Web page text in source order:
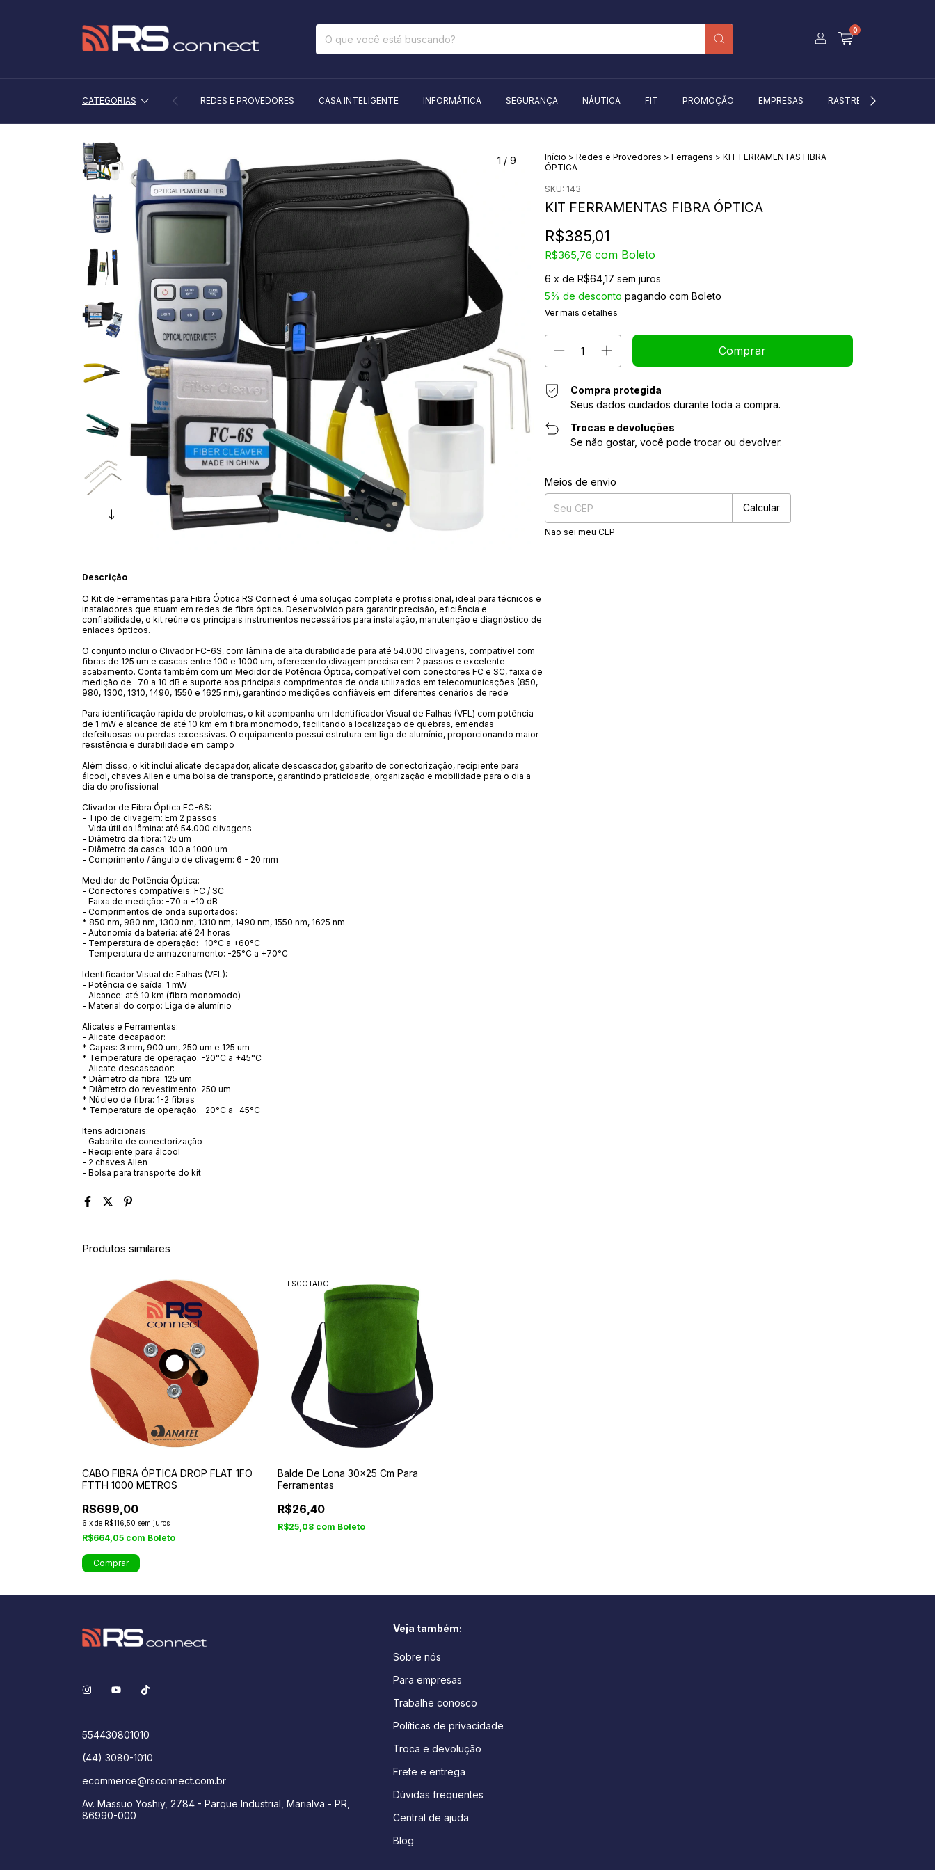
0
CATEGORIAS REDES E PROVEDORES CASA INTELIGENTE INFORMÁTICA SEGURANÇA NÁUTICA FIT PROMOÇÃO EMPRESAS RASTREIO
1 / 9 Início > Redes e Provedores > Ferragens > KIT FERRAMENTAS FIBRA
ÓPTICA
SKU: 143
KIT FERRAMENTAS FIBRA ÓPTICA
R$385,01
R$365,76 com Boleto
6 x de R$64,17 sem juros
5% de desconto pagando com Boleto
Ver mais detalhes
Compra protegida
Seus dados cuidados durante toda a compra.
Trocas e devoluções
Se não gostar, você pode trocar ou devolver.
Entregas para o CEP:
Meios de envio
Calcular
Não sei meu CEP
Descrição
O Kit de Ferramentas para Fibra Óptica RS Connect é uma solução completa e profissional, ideal para técnicos e
instaladores que atuam em redes de fibra óptica. Desenvolvido para garantir precisão, eficiência e
confiabilidade, o kit reúne os principais instrumentos necessários para instalação, manutenção e diagnóstico de
enlaces ópticos.
O conjunto inclui o Clivador FC-6S, com lâmina de alta durabilidade para até 54.000 clivagens, compatível com
fibras de 125 um e cascas entre 100 e 1000 um, oferecendo clivagem precisa em 2 passos e excelente
acabamento. Conta também com um Medidor de Potência Óptica, compatível com conectores FC e SC, faixa de
medição de -70 a 10 dB e suporte aos principais comprimentos de onda utilizados em telecomunicações (850,
980, 1300, 1310, 1490, 1550 e 1625 nm), garantindo medições confiáveis em diferentes cenários de rede
Para identificação rápida de problemas, o kit acompanha um Identificador Visual de Falhas (VFL) com potência
de 1 mW e alcance de até 10 km em fibra monomodo, facilitando a localização de quebras, emendas
defeituosas ou perdas excessivas. O equipamento possui estrutura em liga de alumínio, proporcionando maior
resistência e durabilidade em campo
Além disso, o kit inclui alicate decapador, alicate descascador, gabarito de conectorização, recipiente para
álcool, chaves Allen e uma bolsa de transporte, garantindo praticidade, organização e mobilidade para o dia a
dia do profissional
Clivador de Fibra Óptica FC-6S:
- Tipo de clivagem: Em 2 passos
- Vida útil da lâmina: até 54.000 clivagens
- Diâmetro da fibra: 125 um
- Diâmetro da casca: 100 a 1000 um
- Comprimento / ângulo de clivagem: 6 - 20 mm
Medidor de Potência Óptica:
- Conectores compatíveis: FC / SC
- Faixa de medição: -70 a +10 dB
- Comprimentos de onda suportados:
* 850 nm, 980 nm, 1300 nm, 1310 nm, 1490 nm, 1550 nm, 1625 nm
- Autonomia da bateria: até 24 horas
- Temperatura de operação: -10°C a +60°C
- Temperatura de armazenamento: -25°C a +70°C
Identificador Visual de Falhas (VFL):
- Potência de saída: 1 mW
- Alcance: até 10 km (fibra monomodo)
- Material do corpo: Liga de alumínio
Alicates e Ferramentas:
- Alicate decapador:
* Capas: 3 mm, 900 um, 250 um e 125 um
* Temperatura de operação: -20°C a +45°C
- Alicate descascador:
* Diâmetro da fibra: 125 um
* Diâmetro do revestimento: 250 um
* Núcleo de fibra: 1-2 fibras
* Temperatura de operação: -20°C a -45°C
Itens adicionais:
- Gabarito de conectorização
- Recipiente para álcool
- 2 chaves Allen
- Bolsa para transporte do kit
Produtos similares
CABO FIBRA ÓPTICA DROP FLAT 1FO
FTTH 1000 METROS
R$699,00
6 x de R$116,50 sem juros
R$664,05 com Boleto
ESGOTADO
Balde De Lona 30x25 Cm Para
Ferramentas
R$26,40
R$25,08 com Boleto
554430801010
(44) 3080-1010
ecommerce@rsconnect.com.br
Av. Massuo Yoshiy, 2784 - Parque Industrial, Marialva - PR,
86990-000
Veja também:
Sobre nós
Para empresas
Trabalhe conosco
Políticas de privacidade
Troca e devolução
Frete e entrega
Dúvidas frequentes
Central de ajuda
Blog